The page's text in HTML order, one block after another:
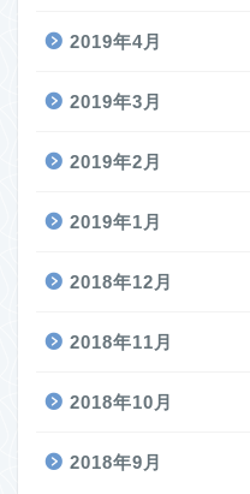
2019年4月
2019年3月
2019年2月
2019年1月
2018年12月
2018年11月
2018年10月
2018年9月